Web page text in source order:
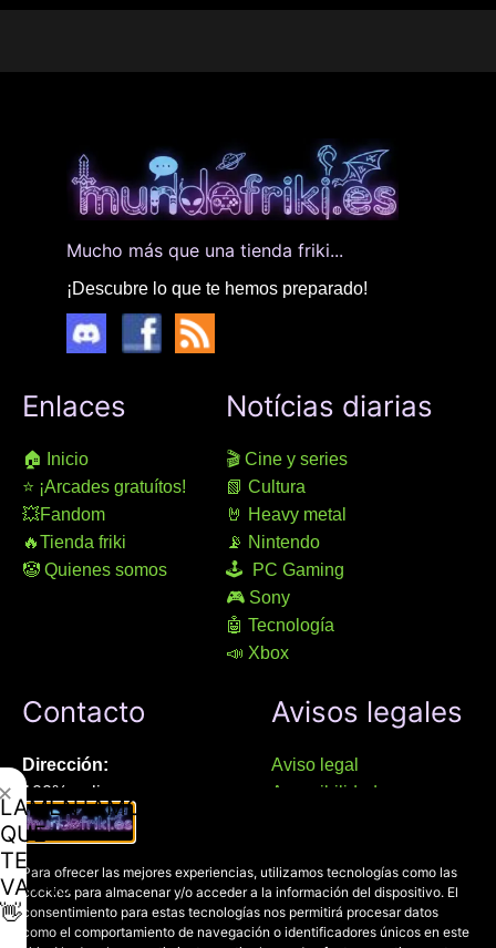
Para ofrecer las mejores experiencias, utilizamos tecnologías como las
cookies para almacenar y/o acceder a la información del dispositivo. El
consentimiento para estas tecnologías nos permitirá procesar datos
como el comportamiento de navegación o identificadores únicos en este
Mucho más que una tienda friki...
¡Descubre lo que te hemos preparado!
Enlaces
🏠 Inicio
⭐ ¡Arcades gratuítos!
💥Fandom
🔥Tienda friki
🤡 Quienes somos
Notícias diarias
🎬 Cine y series
📗 Cultura
🤘 Heavy metal
📡 Nintendo
🕹 PC Gaming
🎮 Sony
🤖 Tecnología
📣 Xbox
Contacto
Dirección:
100% online
Manresa (08241), Barcelona
Chat Whatsapp (solo texto):
+34 689 800 662
Avisos legales
Aviso legal
Accesibilidad
Política de privacidad
LAMENTAMOS
QUE
TE
VAYAS
👋